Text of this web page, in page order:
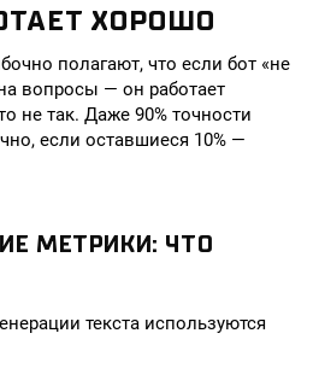
ХОРОШО
полагают, что если бот «не
вопросы — он работает
не так. Даже 90% точности
если оставшиеся 10% —
МЕТРИКИ: ЧТО
текста используются